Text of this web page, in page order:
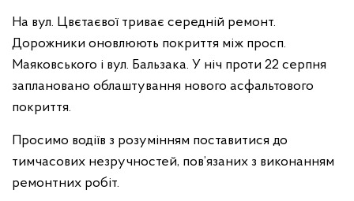
На вул. Цвєтаєвої триває середній ремонт.
Дорожники оновлюють покриття між просп.
Маяковського і вул. Бальзака. У ніч проти 22 серпня
заплановано облаштування нового асфальтового
покриття.
Просимо водіїв з розумінням поставитися до
тимчасових незручностей, пов’язаних з виконанням
ремонтних робіт.